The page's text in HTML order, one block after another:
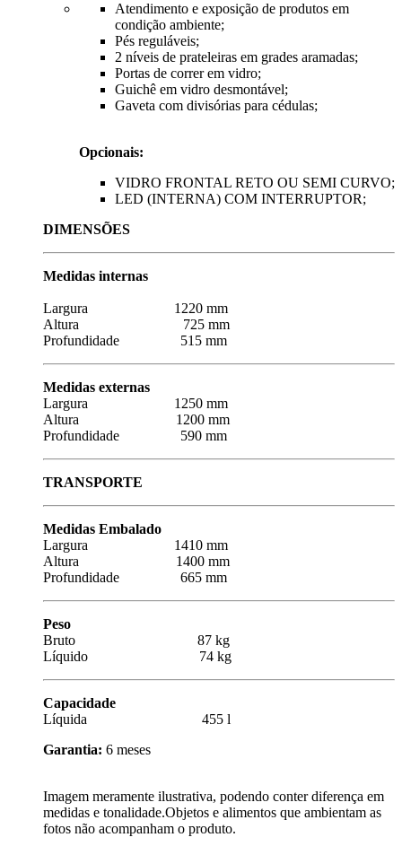
Atendimento e exposição de produtos em
condição ambiente;
Pés reguláveis;
2 níveis de prateleiras em grades aramadas;
Portas de correr em vidro;
Guichê em vidro desmontável;
Gaveta com divisórias para cédulas;
Opcionais:
VIDRO FRONTAL RETO OU SEMI CURVO;
LED (INTERNA) COM INTERRUPTOR;
DIMENSÕES
Medidas internas
Largura 1220 mm
Altura 725 mm
Profundidade 515 mm
Medidas externas
Largura 1250 mm
Altura 1200 mm
Profundidade 590 mm
TRANSPORTE
Medidas Embalado
Largura 1410 mm
Altura 1400 mm
Profundidade 665 mm
Peso
Bruto 87 kg
Líquido 74 kg
Capacidade
Líquida 455 l
Garantia: 6 meses
Imagem meramente ilustrativa, podendo conter diferença em
medidas e tonalidade.Objetos e alimentos que ambientam as
fotos não acompanham o produto.